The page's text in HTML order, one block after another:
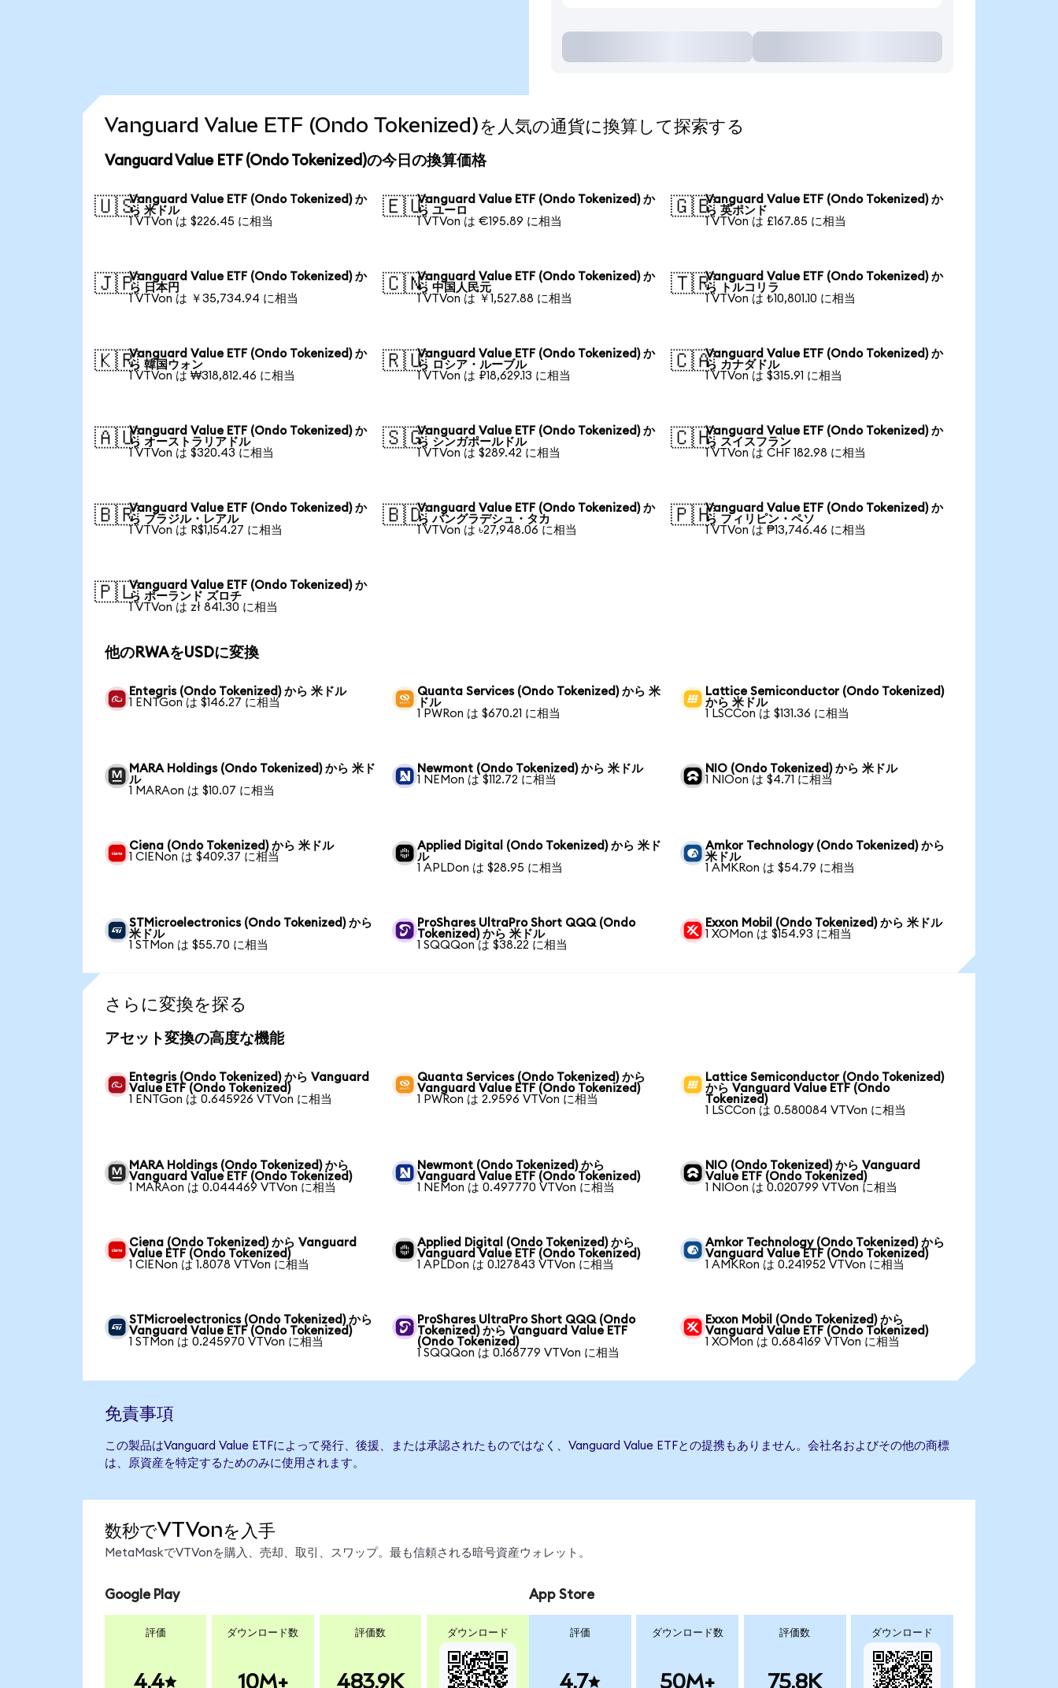
Vanguard Value ETF (Ondo Tokenized)を人気の通貨に換算して探索する
Vanguard Value ETF (Ondo Tokenized)の今日の換算価格
🇺🇸Vanguard Value ETF (Ondo Tokenized) か
ら 米ドル
1 VTVon は $226.45 に相当
🇪🇺Vanguard Value ETF (Ondo Tokenized) か
ら ユーロ
1 VTVon は €195.89 に相当
🇬🇧Vanguard Value ETF (Ondo Tokenized) か
ら 英ポンド
1 VTVon は £167.85 に相当
🇯🇵Vanguard Value ETF (Ondo Tokenized) か
ら 日本円
1 VTVon は ￥35,734.94 に相当
🇨🇳Vanguard Value ETF (Ondo Tokenized) か
ら 中国人民元
1 VTVon は ￥1,527.88 に相当
🇹🇷Vanguard Value ETF (Ondo Tokenized) か
ら トルコリラ
1 VTVon は ₺10,801.10 に相当
🇰🇷Vanguard Value ETF (Ondo Tokenized) か
ら 韓国ウォン
1 VTVon は ₩318,812.46 に相当
🇷🇺Vanguard Value ETF (Ondo Tokenized) か
ら ロシア・ルーブル
1 VTVon は ₽18,629.13 に相当
🇨🇦Vanguard Value ETF (Ondo Tokenized) か
ら カナダドル
1 VTVon は $315.91 に相当
🇦🇺Vanguard Value ETF (Ondo Tokenized) か
ら オーストラリアドル
1 VTVon は $320.43 に相当
🇸🇬Vanguard Value ETF (Ondo Tokenized) か
ら シンガポールドル
1 VTVon は $289.42 に相当
🇨🇭Vanguard Value ETF (Ondo Tokenized) か
ら スイスフラン
1 VTVon は CHF 182.98 に相当
🇧🇷Vanguard Value ETF (Ondo Tokenized) か
ら ブラジル・レアル
1 VTVon は R$1,154.27 に相当
🇧🇩Vanguard Value ETF (Ondo Tokenized) か
ら バングラデシュ・タカ
1 VTVon は ৳27,948.06 に相当
🇵🇭Vanguard Value ETF (Ondo Tokenized) か
ら フィリピン・ペソ
1 VTVon は ₱13,746.46 に相当
🇵🇱Vanguard Value ETF (Ondo Tokenized) か
ら ポーランド ズロチ
1 VTVon は zł 841.30 に相当
他のRWAをUSDに変換
Entegris (Ondo Tokenized) から 米ドル
1 ENTGon は $146.27 に相当
Quanta Services (Ondo Tokenized) から 米
ドル
1 PWRon は $670.21 に相当
Lattice Semiconductor (Ondo Tokenized)
から 米ドル
1 LSCCon は $131.36 に相当
MARA Holdings (Ondo Tokenized) から 米ド
ル
1 MARAon は $10.07 に相当
Newmont (Ondo Tokenized) から 米ドル
1 NEMon は $112.72 に相当
NIO (Ondo Tokenized) から 米ドル
1 NIOon は $4.71 に相当
Ciena (Ondo Tokenized) から 米ドル
1 CIENon は $409.37 に相当
Applied Digital (Ondo Tokenized) から 米ド
ル
1 APLDon は $28.95 に相当
Amkor Technology (Ondo Tokenized) から
米ドル
1 AMKRon は $54.79 に相当
STMicroelectronics (Ondo Tokenized) から
米ドル
1 STMon は $55.70 に相当
ProShares UltraPro Short QQQ (Ondo
Tokenized) から 米ドル
1 SQQQon は $38.22 に相当
Exxon Mobil (Ondo Tokenized) から 米ドル
1 XOMon は $154.93 に相当
さらに変換を探る
アセット変換の高度な機能
Entegris (Ondo Tokenized) から Vanguard
Value ETF (Ondo Tokenized)
1 ENTGon は 0.645926 VTVon に相当
Quanta Services (Ondo Tokenized) から
Vanguard Value ETF (Ondo Tokenized)
1 PWRon は 2.9596 VTVon に相当
Lattice Semiconductor (Ondo Tokenized)
から Vanguard Value ETF (Ondo
Tokenized)
1 LSCCon は 0.580084 VTVon に相当
MARA Holdings (Ondo Tokenized) から
Vanguard Value ETF (Ondo Tokenized)
1 MARAon は 0.044469 VTVon に相当
Newmont (Ondo Tokenized) から
Vanguard Value ETF (Ondo Tokenized)
1 NEMon は 0.497770 VTVon に相当
NIO (Ondo Tokenized) から Vanguard
Value ETF (Ondo Tokenized)
1 NIOon は 0.020799 VTVon に相当
Ciena (Ondo Tokenized) から Vanguard
Value ETF (Ondo Tokenized)
1 CIENon は 1.8078 VTVon に相当
Applied Digital (Ondo Tokenized) から
Vanguard Value ETF (Ondo Tokenized)
1 APLDon は 0.127843 VTVon に相当
Amkor Technology (Ondo Tokenized) から
Vanguard Value ETF (Ondo Tokenized)
1 AMKRon は 0.241952 VTVon に相当
STMicroelectronics (Ondo Tokenized) から
Vanguard Value ETF (Ondo Tokenized)
1 STMon は 0.245970 VTVon に相当
ProShares UltraPro Short QQQ (Ondo
Tokenized) から Vanguard Value ETF
(Ondo Tokenized)
1 SQQQon は 0.168779 VTVon に相当
Exxon Mobil (Ondo Tokenized) から
Vanguard Value ETF (Ondo Tokenized)
1 XOMon は 0.684169 VTVon に相当
免責事項
この製品はVanguard Value ETFによって発行、後援、または承認されたものではなく、Vanguard Value ETFとの提携もありません。会社名およびその他の商標
は、原資産を特定するためのみに使用されます。
数秒でVTVonを入手
MetaMaskでVTVonを購入、売却、取引、スワップ。最も信頼される暗号資産ウォレット。
Google Play
評価
4.4
ダウンロード数
10M+
評価数
483.9K
ダウンロード
App Store
評価
4.7
ダウンロード数
50M+
評価数
75.8K
ダウンロード